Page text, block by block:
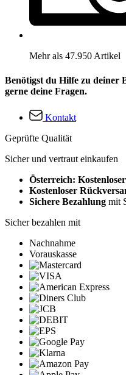
Mehr als 47.950 Artikel
Benötigst du Hilfe zu deiner
gerne deine Fragen.
Kontakt
Geprüfte Qualität
Sicher und vertraut einkaufen
Österreich:
Kostenloser
Sichere Bezahlung mit
Sicher bezahlen mit
Nachnahme
Vorauskasse